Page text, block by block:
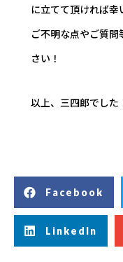
に立てて頂ければ幸
ご不明な点やご質
さい！
以上、三四郎でした
Facebook
LinkedIn